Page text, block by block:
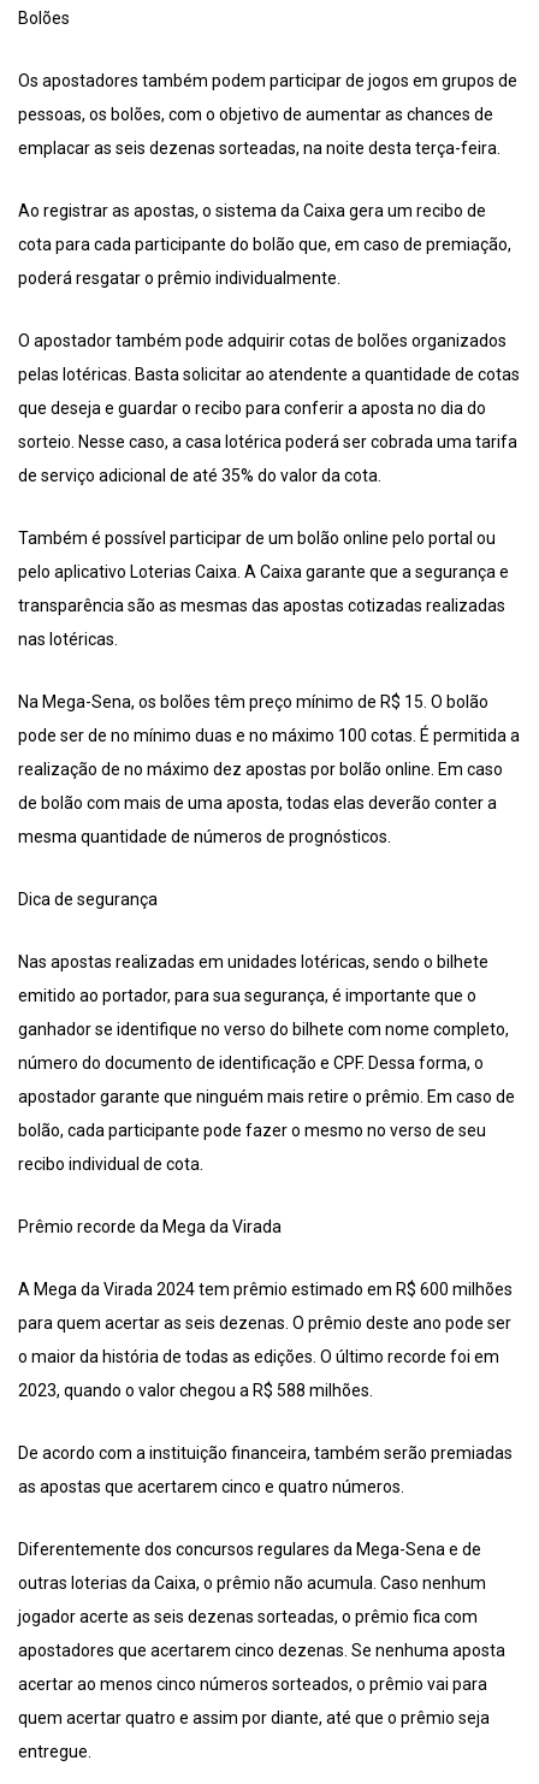
Bolões
Os apostadores também podem participar de jogos em grupos de
pessoas, os bolões, com o objetivo de aumentar as chances de
emplacar as seis dezenas sorteadas, na noite desta terça-feira.
Ao registrar as apostas, o sistema da Caixa gera um recibo de
cota para cada participante do bolão que, em caso de premiação,
poderá resgatar o prêmio individualmente.
O apostador também pode adquirir cotas de bolões organizados
pelas lotéricas. Basta solicitar ao atendente a quantidade de cotas
que deseja e guardar o recibo para conferir a aposta no dia do
sorteio. Nesse caso, a casa lotérica poderá ser cobrada uma tarifa
de serviço adicional de até 35% do valor da cota.
Também é possível participar de um bolão online pelo portal ou
pelo aplicativo Loterias Caixa. A Caixa garante que a segurança e
transparência são as mesmas das apostas cotizadas realizadas
nas lotéricas.
Na Mega-Sena, os bolões têm preço mínimo de R$ 15. O bolão
pode ser de no mínimo duas e no máximo 100 cotas. É permitida a
realização de no máximo dez apostas por bolão online. Em caso
de bolão com mais de uma aposta, todas elas deverão conter a
mesma quantidade de números de prognósticos.
Dica de segurança
Nas apostas realizadas em unidades lotéricas, sendo o bilhete
emitido ao portador, para sua segurança, é importante que o
ganhador se identifique no verso do bilhete com nome completo,
número do documento de identificação e CPF. Dessa forma, o
apostador garante que ninguém mais retire o prêmio. Em caso de
bolão, cada participante pode fazer o mesmo no verso de seu
recibo individual de cota.
Prêmio recorde da Mega da Virada
A Mega da Virada 2024 tem prêmio estimado em R$ 600 milhões
para quem acertar as seis dezenas. O prêmio deste ano pode ser
o maior da história de todas as edições. O último recorde foi em
2023, quando o valor chegou a R$ 588 milhões.
De acordo com a instituição financeira, também serão premiadas
as apostas que acertarem cinco e quatro números.
Diferentemente dos concursos regulares da Mega-Sena e de
outras loterias da Caixa, o prêmio não acumula. Caso nenhum
jogador acerte as seis dezenas sorteadas, o prêmio fica com
apostadores que acertarem cinco dezenas. Se nenhuma aposta
acertar ao menos cinco números sorteados, o prêmio vai para
quem acertar quatro e assim por diante, até que o prêmio seja
entregue.